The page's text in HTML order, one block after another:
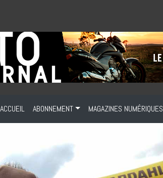
ACCUEIL ABONNEMENT MAGAZINES NUMÉRIQUES